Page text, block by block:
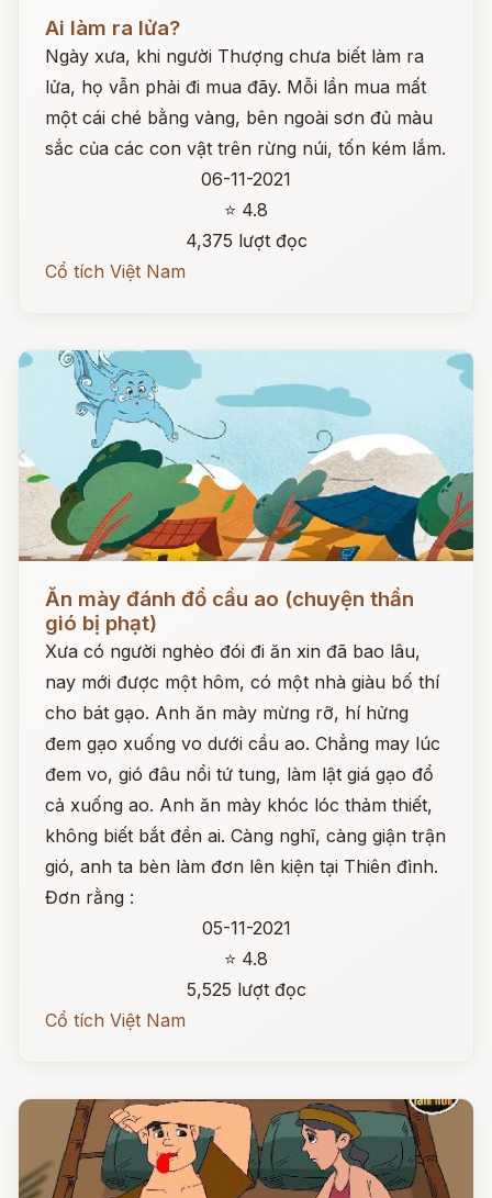
Ai làm ra lửa?
Ngày xưa, khi người Thượng chưa biết làm ra
lửa, họ vẫn phải đi mua đãy. Mỗi lần mua mất
một cái ché bằng vàng, bên ngoài sơn đủ màu
sắc của các con vật trên rừng núi, tốn kém lắm.
06-11-2021
⭐ 4.8
4,375 lượt đọc
Cổ tích Việt Nam
Đọc ngay
Ăn mày đánh đổ cầu ao (chuyện thần
gió bị phạt)
Xưa có người nghèo đói đi ăn xin đã bao lâu,
nay mới được một hôm, có một nhà giàu bố thí
cho bát gạo. Anh ăn mày mừng rỡ, hí hửng
đem gạo xuống vo dưới cầu ao. Chẳng may lúc
đem vo, gió đâu nổi tứ tung, làm lật giá gạo đổ
cả xuống ao. Anh ăn mày khóc lóc thảm thiết,
không biết bắt đền ai. Càng nghĩ, càng giận trận
gió, anh ta bèn làm đơn lên kiện tại Thiên đình.
Đơn rằng :
05-11-2021
⭐ 4.8
5,525 lượt đọc
Cổ tích Việt Nam